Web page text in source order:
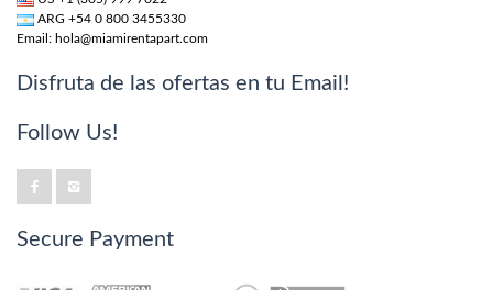
ARG +54 0 800 3455330
Email: hola@miamirentapart.com
Disfruta de las ofertas en tu Email!
Follow Us!
Secure Payment